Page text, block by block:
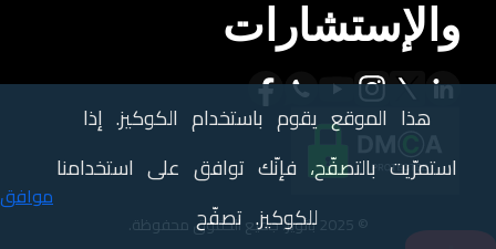
والإستشارات
© 2025 باثويز. جميع الحقوق محفوظة.
هذا الموقع يقوم باستخدام الكوكيز. إذا
استمرّيت بالتصفّح، فإنّك توافق على استخدامنا
للكوكيز. تصفّح
موافق